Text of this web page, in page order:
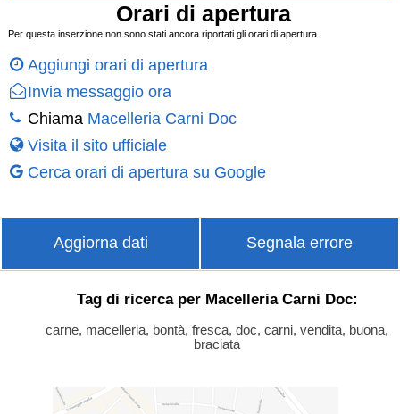
Orari di apertura
Per questa inserzione non sono stati ancora riportati gli orari di apertura.
Aggiungi orari di apertura
Invia messaggio ora
Chiama Macelleria Carni Doc
Visita il sito ufficiale
Cerca orari di apertura su Google
Aggiorna dati Segnala errore
Tag di ricerca per Macelleria Carni Doc:
carne, macelleria, bontà, fresca, doc, carni, vendita, buona,
braciata